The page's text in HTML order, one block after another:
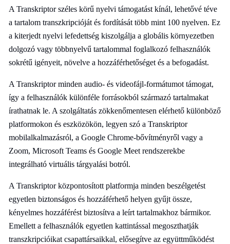
A Transkriptor széles körű nyelvi támogatást kínál, lehetővé téve
a tartalom transzkripcióját és fordítását több mint 100 nyelven. Ez
a kiterjedt nyelvi lefedettség kiszolgálja a globális környezetben
dolgozó vagy többnyelvű tartalommal foglalkozó felhasználók
sokrétű igényeit, növelve a hozzáférhetőséget és a befogadást.
A Transkriptor minden audio- és videofájl-formátumot támogat,
így a felhasználók különféle forrásokból származó tartalmakat
írathatnak le. A szolgáltatás zökkenőmentesen elérhető különböző
platformokon és eszközökön, legyen szó a Transkriptor
mobilalkalmazásról, a Google Chrome-bővítményről vagy a
Zoom, Microsoft Teams és Google Meet rendszerekbe
integrálható virtuális tárgyalási botról.
A Transkriptor központosított platformja minden beszélgetést
egyetlen biztonságos és hozzáférhető helyen gyűjt össze,
kényelmes hozzáférést biztosítva a leírt tartalmakhoz bármikor.
Emellett a felhasználók egyetlen kattintással megoszthatják
transzkripcióikat csapattársaikkal, elősegítve az együttműködést